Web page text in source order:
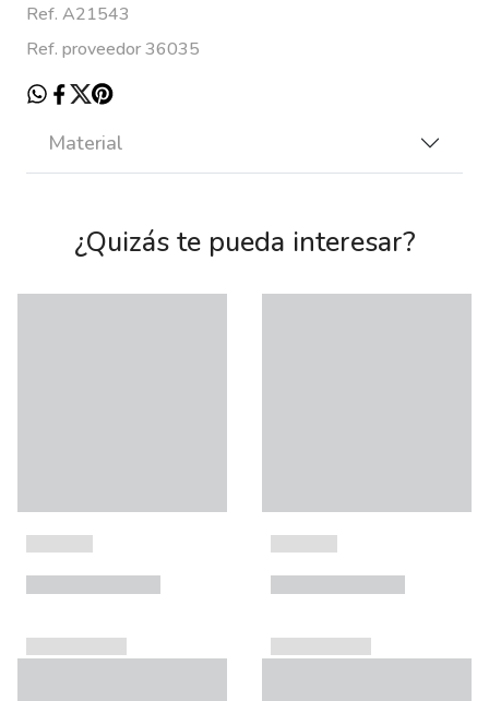
Ref. A21543
Ref. proveedor 36035
Material
¿Quizás te pueda interesar?